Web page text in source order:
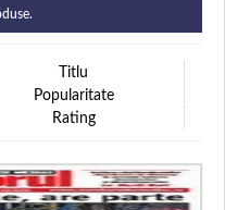
Titlu
Popularitate
Rating